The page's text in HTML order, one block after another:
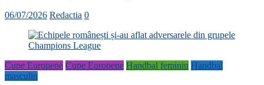
06/07/2026 Redactia 0
Cupe Europene Cupe Europene Handbal feminin Handbal
masculin